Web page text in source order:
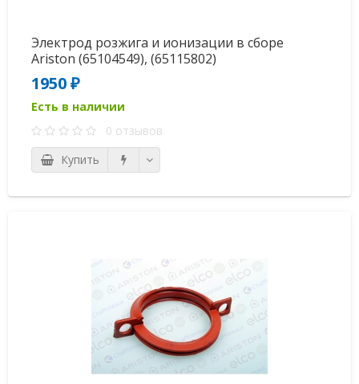
Электрод розжига и ионизации в сборе
Ariston (65104549), (65115802)
1950 ₽
Есть в наличии
0 отзывов
Купить